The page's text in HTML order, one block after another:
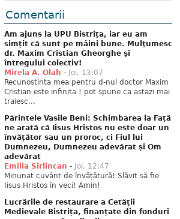
Comentarii
Am ajuns la UPU Bistrița, iar eu am
simțit că sunt pe mâini bune. Mulţumesc
dr. Maxim Cristian Gheorghe şi
întregului colectiv!
Mirela A. Olah - Joi, 13:07
Recunostinta mea pentru d-nul doctor Maxim
Cristian este infinita ! pot spune ca astazi mai
traiesc...
Părintele Vasile Beni: Schimbarea la Față
ne arată că Iisus Hristos nu este doar un
învățător sau un proroc, ci Fiul lui
Dumnezeu, Dumnezeu adevărat și Om
adevărat
Emilia Sirlincan - Joi, 12:47
Minunat cuvânt de învățătură! Slăvit să fie
Iisus Hristos în veci! Amin!
Lucrările de restaurare a Cetății
Medievale Bistrița, finanțate din fonduri